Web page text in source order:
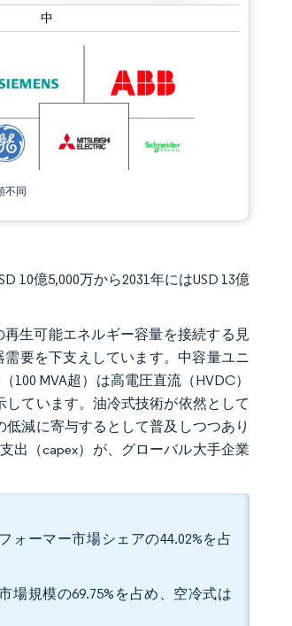
中
不同
利用にはCC BY 4.0の表示が必要です。
10億5,000万から2031年にはUSD 13億
生可能エネルギー容量を接続する見
要を下支えしています。中容量ユニ
MVA超）は高電圧直流（HVDC）
ています。油冷式技術が依然として
減に寄与するとして普及しつつあり
出（capex）が、グローバル大手企業
ォーマー市場シェアの44.02%を占
場規模の69.75%を占め、空冷式は